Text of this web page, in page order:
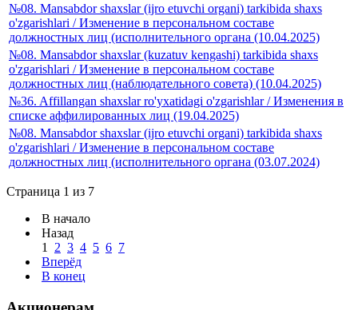
№08. Mansabdor shaxslar (ijro etuvchi organi) tarkibida shaxs
o'zgarishlari / Изменение в персональном составе
должностных лиц (исполнительного органа (10.04.2025)
№08. Mansabdor shaxslar (kuzatuv kengashi) tarkibida shaxs
o'zgarishlari / Изменение в персональном составе
должностных лиц (наблюдательного совета) (10.04.2025)
№36. Affillangan shaxslar ro'yxatidagi o'zgarishlar / Изменения в
списке аффилированных лиц (19.04.2025)
№08. Mansabdor shaxslar (ijro etuvchi organi) tarkibida shaxs
o'zgarishlari / Изменение в персональном составе
должностных лиц (исполнительного органа (03.07.2024)
Страница 1 из 7
В начало
Назад
1
2 3 4 5 6 7
Вперёд
В конец